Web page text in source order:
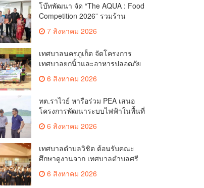
โบ๊ทพัฒนา จัด “The AQUA : Food
Competition 2026” รวมร้าน
อาหารชั้นนำของ The Shopps at
The AQUA ชูศักยภาพ Food
7 สิงหาคม 2026
เทศบาลนครภูเก็ต จัดโครงการ
เทศบาลยกนิ้วและอาหารปลอดภัย
เพื่อสุขอนามัยผู้บริโภค
6 สิงหาคม 2026
ทต.ราไวย์ หารือร่วม PEA เสนอ
โครงการพัฒนาระบบไฟฟ้าในพื้นที่
เกาะโหลน
6 สิงหาคม 2026
เทศบาลตำบลวิชิต ต้อนรับคณะ
ศึกษาดูงานจาก เทศบาลตำบลศรี
สุนทร
6 สิงหาคม 2026